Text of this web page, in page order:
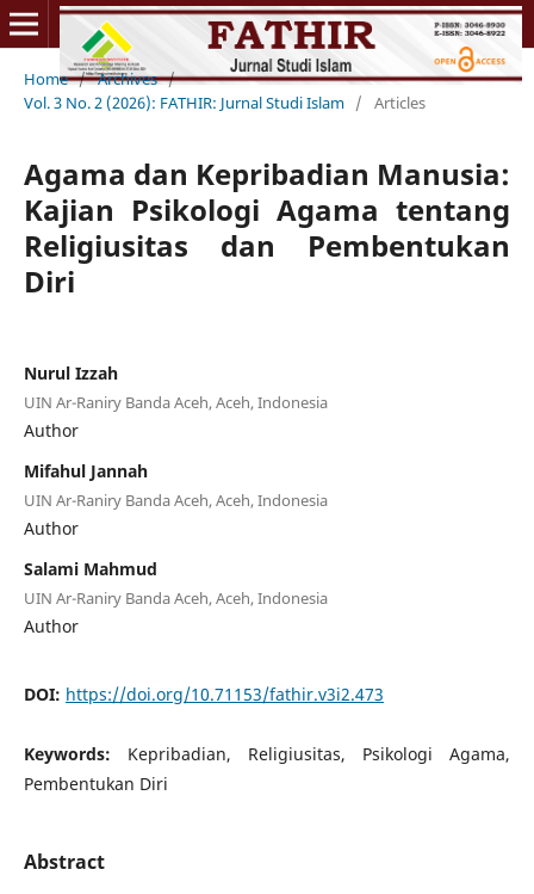
Home / Archives /
Vol. 3 No. 2 (2026): FATHIR: Jurnal Studi Islam / Articles
Agama dan Kepribadian Manusia:
Kajian Psikologi Agama tentang
Religiusitas dan Pembentukan
Diri
Nurul Izzah
UIN Ar-Raniry Banda Aceh, Aceh, Indonesia
Author
Mifahul Jannah
UIN Ar-Raniry Banda Aceh, Aceh, Indonesia
Author
Salami Mahmud
UIN Ar-Raniry Banda Aceh, Aceh, Indonesia
Author
DOI: https://doi.org/10.71153/fathir.v3i2.473
Keywords: Kepribadian, Religiusitas, Psikologi Agama,
Pembentukan Diri
Abstract